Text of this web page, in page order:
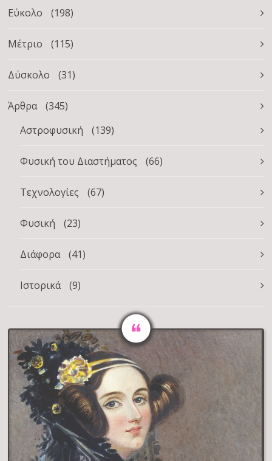
Εύκολο (198)
Μέτριο (115)
Δύσκολο (31)
Άρθρα
(345)
Αστροφυσική
(139)
Φυσική του Διαστήματος (66)
Τεχνολογίες (67)
Φυσική (23)
Διάφορα (41)
Ιστορικά (9)